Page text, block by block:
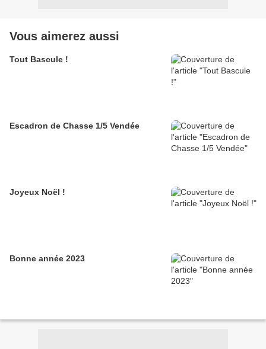
Vous aimerez aussi
Tout Bascule !
Escadron de Chasse 1/5 Vendée
Joyeux Noël !
Bonne année 2023